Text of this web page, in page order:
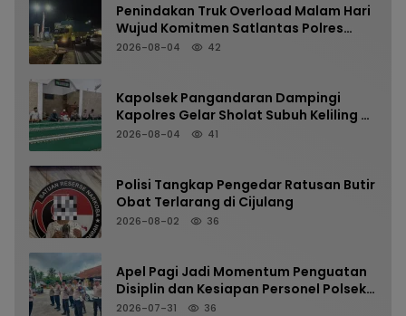
Penindakan Truk Overload Malam Hari
Wujud Komitmen Satlantas Polres
Pangandaran Menjaga Keselamatan
2026-08-04 42
Kapolsek Pangandaran Dampingi
Kapolres Gelar Sholat Subuh Keliling di
Masjid Jami Al-Furqon, Pererat
2026-08-04 41
Polisi Tangkap Pengedar Ratusan Butir
Obat Terlarang di Cijulang
2026-08-02 36
Apel Pagi Jadi Momentum Penguatan
Disiplin dan Kesiapan Personel Polsek
Kalipucang
2026-07-31 36